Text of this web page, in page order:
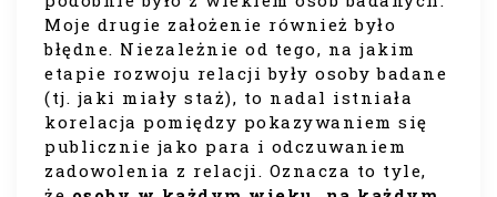
Moje drugie założenie również było
błędne. Niezależnie od tego, na jakim
etapie rozwoju relacji były osoby badane
(tj. jaki miały staż), to nadal istniała
korelacja pomiędzy pokazywaniem się
publicznie jako para i odczuwaniem
zadowolenia z relacji. Oznacza to tyle,